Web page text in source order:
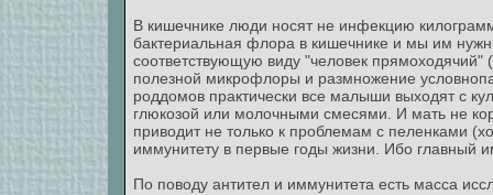
В кишечнике люди носят не инфекцию
бактериальная флора в кишечнике и мы им
соответствующую виду "человек прямоходячий"
полезной микрофлоры и размножение
роддомов практически все малыши выходят с
глюкозой или молочными смесями. И мать не
приводит не только к проблемам с пеленками
иммунитету в первые годы жизни. Ибо главный
По поводу антител и иммунитета есть масса